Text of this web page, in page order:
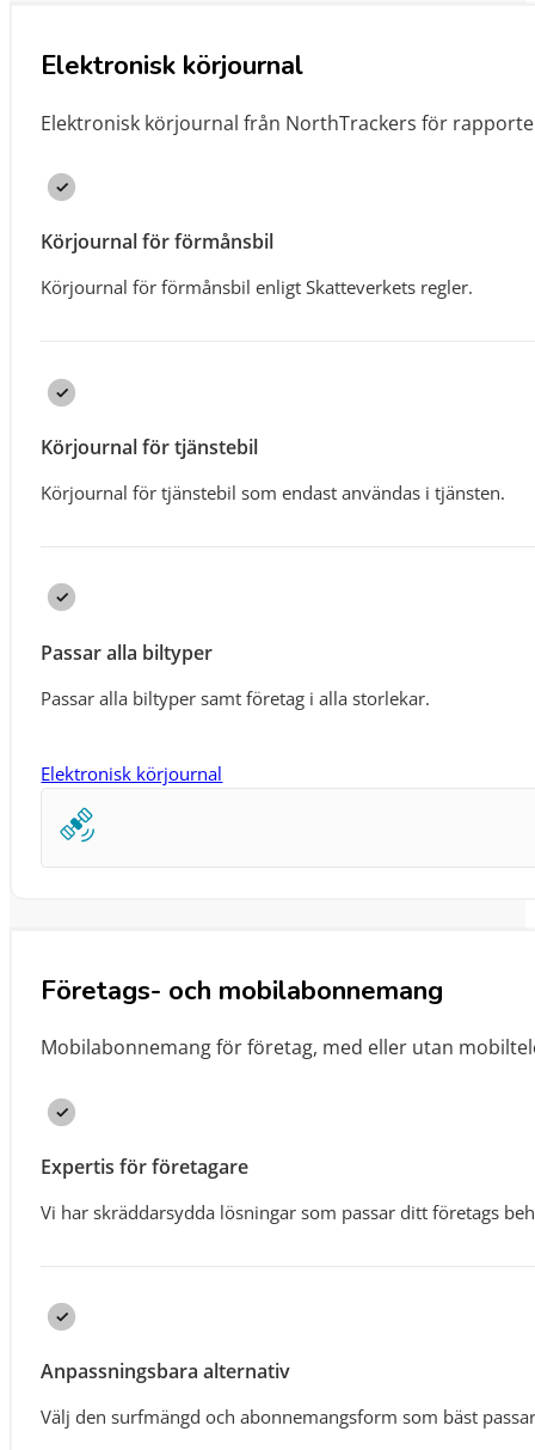
Elektronisk körjournal
Elektronisk körjournal från NorthTrackers för
Körjournal för förmånsbil
Körjournal för förmånsbil enligt Skatteverkets regler.
Körjournal för tjänstebil
Körjournal för tjänstebil som endast användas i tjänsten.
Passar alla biltyper
Passar alla biltyper samt företag i alla storlekar.
Elektronisk körjournal
Företags- och mobilabonnemang
Mobilabonnemang för företag, med eller utan
Expertis för företagare
Vi har skräddarsydda lösningar som passar ditt företags
Anpassningsbara alternativ
Välj den surfmängd och abonnemangsform som bäst